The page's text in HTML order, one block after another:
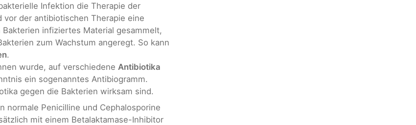
Infektion die Therapie der
der antibiotischen Therapie eine
infiziertes Material gesammelt,
zum Wachstum angeregt. So kann
.
wurde, auf verschiedene Antibiotika
ein sogenanntes Antibiogramm.
gegen die Bakterien wirksam sind.
normale Penicilline und Cephalosporine
mit einem Betalaktamase-Inhibitor